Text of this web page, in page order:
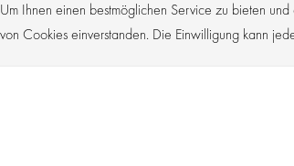
Um Ihnen einen bestmöglichen Service zu bieten
von Cookies einverstanden. Die Einwilligung kann